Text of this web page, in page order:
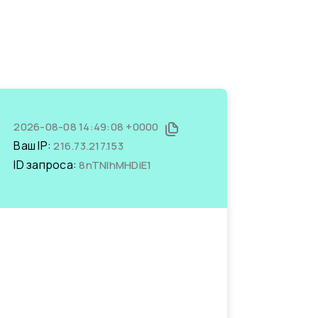
2026-08-08 14:49:08 +0000
Ваш IP:216.73.217.153
ID запроса:8nTNIhMHDiE1